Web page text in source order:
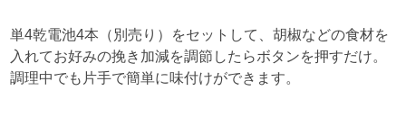
単4乾電池4本（別売り）をセットして、胡椒などの食材を
入れてお好みの挽き加減を調節したらボタンを押すだけ。
調理中でも片手で簡単に味付けができます。